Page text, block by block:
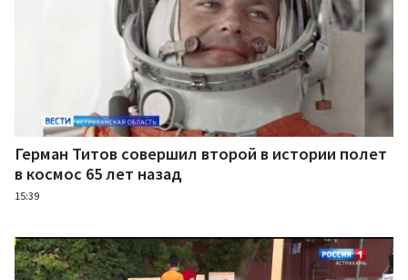
Герман Титов совершил второй в истории полет
в космос 65 лет назад
15:39